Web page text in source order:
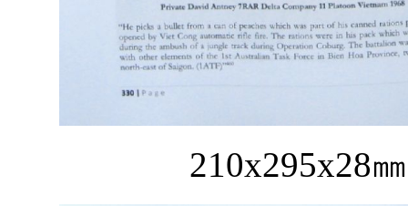
210x295x28㎜